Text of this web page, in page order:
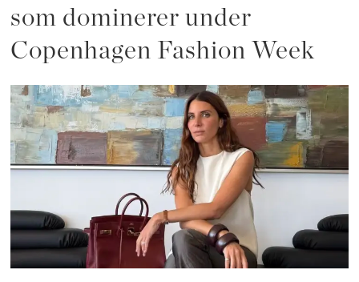
som dominerer under
Copenhagen Fashion Week